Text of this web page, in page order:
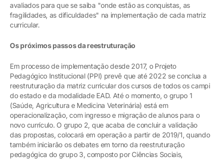
avaliados para que se saiba "onde estão as conquistas, as
fragilidades, as dificuldades" na implementação de cada matriz
curricular.
Os próximos passos da reestruturação
Em processo de implementação desde 2017, o Projeto
Pedagógico Institucional (PPI) prevê que até 2022 se conclua a
reestruturação da matriz curricular dos cursos de todos os campi
do estado e da modalidade EAD. Até o momento, o grupo 1
(Saúde, Agricultura e Medicina Veterinária) está em
operacionalização, com ingresso e migração de alunos para o
novo currículo. O grupo 2, que acaba de concluir a validação
das propostas, colocará em operação a partir de 2019/1, quando
também iniciarão os debates em torno da reestruturação
pedagógica do grupo 3, composto por Ciências Sociais,